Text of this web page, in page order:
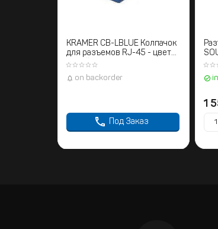
KRAMER CB-LBLUE Колпачок
для разъемов RJ-45 - цвет
синий
on backorder
Под Заказ
1